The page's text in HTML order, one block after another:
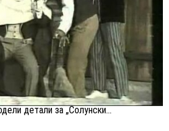
детали за „Солунски...